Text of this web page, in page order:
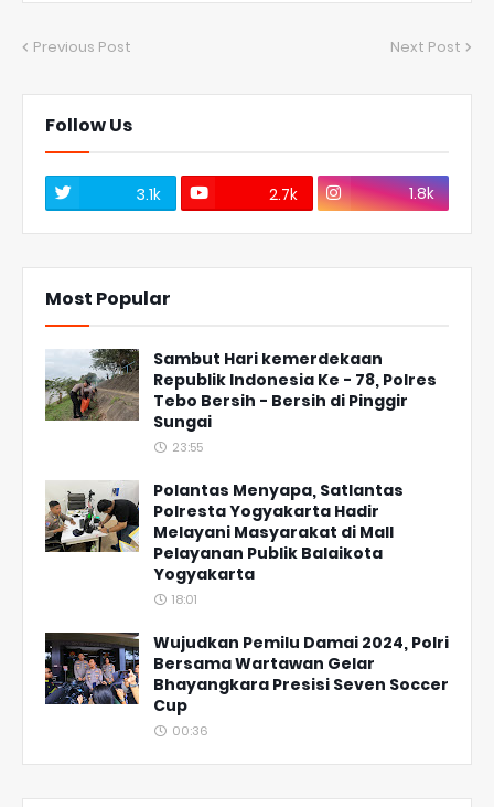
Previous Post Next Post
Follow Us
3.1k 2.7k 1.8k
Most Popular
Sambut Hari kemerdekaan
Republik Indonesia Ke - 78, Polres
Tebo Bersih - Bersih di Pinggir
Sungai
23:55
Polantas Menyapa, Satlantas
Polresta Yogyakarta Hadir
Melayani Masyarakat di Mall
Pelayanan Publik Balaikota
Yogyakarta
18:01
Wujudkan Pemilu Damai 2024, Polri
Bersama Wartawan Gelar
Bhayangkara Presisi Seven Soccer
Cup
00:36